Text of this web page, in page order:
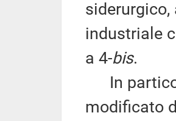
industriale
a 4-bis.
In
modificato